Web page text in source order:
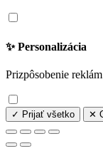
✨ Personalizácia
Prizpôsobenie
✓ Prijať všetko ✕